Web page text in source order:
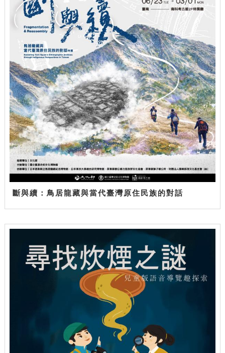
斷與續：鳥居龍藏與當代臺灣原住民族的對話